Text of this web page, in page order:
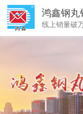
鸿鑫钢丸
线上销量破